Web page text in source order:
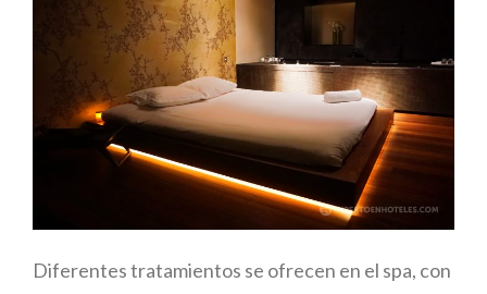
Diferentes tratamientos se ofrecen en el spa, con